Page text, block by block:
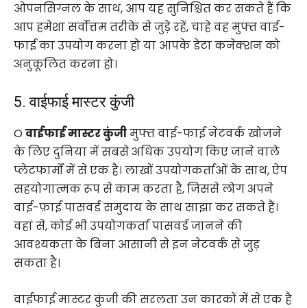
ओपनसिग्नल के साथ, आप यह सुनिश्चित कर सकते हैं कि
आप हमेशा सर्वोत्तम तरीके से जुड़े रहें, चाहे वह मुफ्त वाई-
फाई का उपयोग करना हो या आपके डेटा कनेक्शन को
अनुकूलित करना हो।
5. वाईफाई मास्टर कुंजी
Oवाईफाई मास्टर कुंजीमुफ्त वाई-फाई नेटवर्क खोजने
के लिए दुनिया में सबसे अधिक उपयोग किए जाने वाले
प्लेटफार्मों में से एक है। लाखों उपयोगकर्ताओं के साथ, ऐप
सहयोगात्मक रूप से काम करता है, जिससे लोग अपने
वाई-फ़ाई पासवर्ड समुदाय के साथ साझा कर सकते हैं।
वहां से, कोई भी उपयोगकर्ता पासवर्ड जानने की
आवश्यकता के बिना आसानी से इन नेटवर्क से जुड़
सकता है।
वाईफाई मास्टर कुंजी की सरलता उन कारकों में से एक है